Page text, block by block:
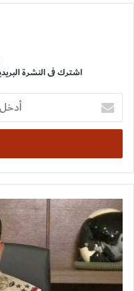
اشترك فى النشرة
أدخل
بريدك
الإلكتروني